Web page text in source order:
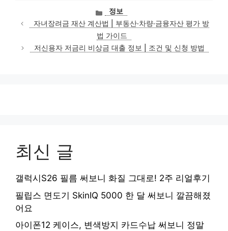
카
테
고
리
정보
자녀장려금 재산 계산법 | 부동산·차량·금융자산 평가 방
법 가이드
저신용자 저금리 비상금 대출 정보 | 조건 및 신청 방법
최신 글
갤럭시S26 필름 써보니 화질 그대로! 2주 리얼후기
필립스 면도기 SkinIQ 5000 한 달 써보니 깔끔해졌
어요
아이폰12 케이스, 변색방지 카드수납 써보니 정말